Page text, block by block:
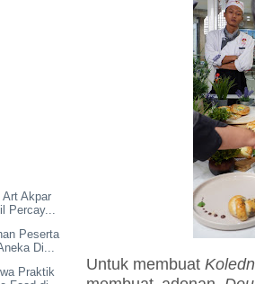
Akpar
Percay...
Peserta
Di...
Praktik
Untuk membuat